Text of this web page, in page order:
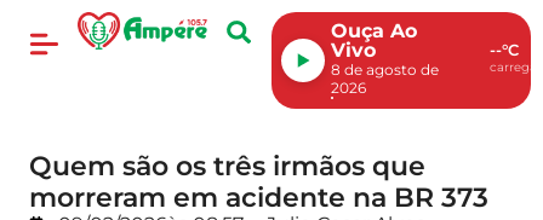
Ouça Ao
Vivo
8 de agosto de
2026
--°C
Quem são os três irmãos que
morreram em acidente na BR 373